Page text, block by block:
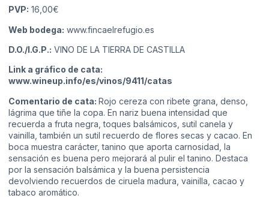
PVP: 16,00€
Web bodega: www.fincaelrefugio.es
D.O./I.G.P.: VINO DE LA TIERRA DE CASTILLA
Link a gráfico de cata:
www.wineup.info/es/vinos/9411/catas
Comentario de cata: Rojo cereza con ribete grana, denso,
lágrima que tiñe la copa. En nariz buena intensidad que
recuerda a fruta negra, toques balsámicos, sutil canela y
vainilla, también un sutil recuerdo de flores secas y cacao. En
boca muestra carácter, tanino que aporta carnosidad, la
sensación es buena pero mejorará al pulir el tanino. Destaca
por la sensación balsámica y la buena persistencia
devolviendo recuerdos de ciruela madura, vainilla, cacao y
tabaco aromático.